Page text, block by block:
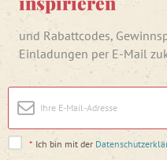
und Rabattcodes,
Einladungen per E-Mail
* Ich bin mit der